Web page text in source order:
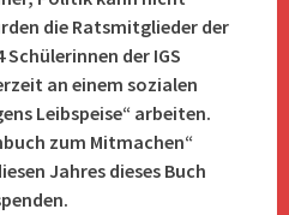
die Ratsmitglieder der
der IGS
an einem sozialen
Leibspeise“ arbeiten.
zum Mitmachen“
Jahres dieses Buch